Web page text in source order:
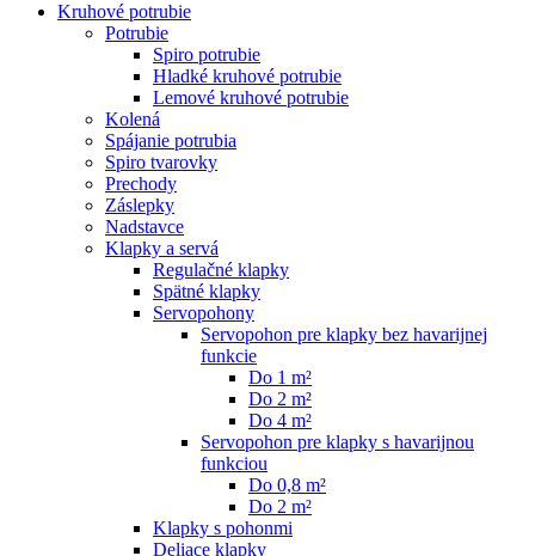
Kruhové potrubie
Potrubie
Spiro potrubie
Hladké kruhové potrubie
Lemové kruhové potrubie
Kolená
Spájanie potrubia
Spiro tvarovky
Prechody
Záslepky
Nadstavce
Klapky a servá
Regulačné klapky
Spätné klapky
Servopohony
Servopohon pre klapky bez havarijnej
funkcie
Do 1 m²
Do 2 m²
Do 4 m²
Servopohon pre klapky s havarijnou
funkciou
Do 0,8 m²
Do 2 m²
Klapky s pohonmi
Deliace klapky